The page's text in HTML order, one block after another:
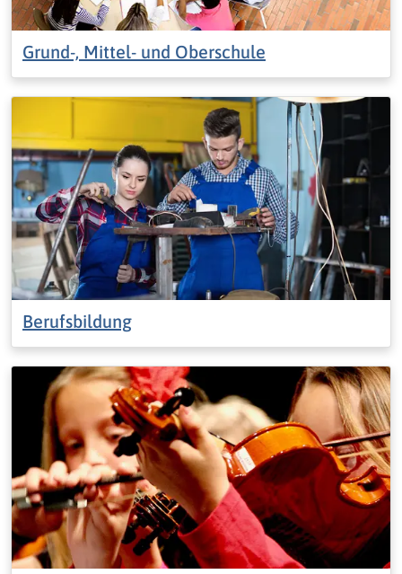
Grund-, Mittel- und Oberschule
Berufsbildung